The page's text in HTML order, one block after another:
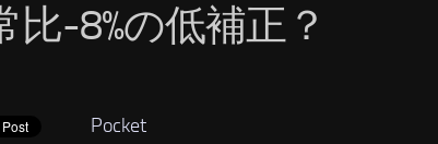
-8%の低補正？
Pocket